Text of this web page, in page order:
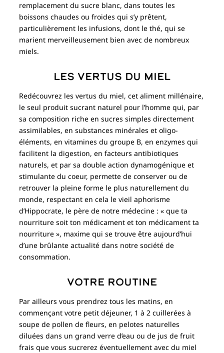
remplacement du sucre blanc, dans toutes les
boissons chaudes ou froides qui s’y prêtent,
particulièrement les infusions, dont le thé, qui se
marient merveilleusement bien avec de nombreux
miels.
Les vertus du miel
Redécouvrez les vertus du miel, cet aliment millénaire,
le seul produit sucrant naturel pour l’homme qui, par
sa composition riche en sucres simples directement
assimilables, en substances minérales et oligo-
éléments, en vitamines du groupe B, en enzymes qui
facilitent la digestion, en facteurs antibiotiques
naturels, et par sa double action dynamogénique et
stimulante du coeur, permette de conserver ou de
retrouver la pleine forme le plus naturellement du
monde, respectant en cela le vieil aphorisme
d’Hippocrate, le père de notre médecine : « que ta
nourriture soit ton médicament et ton médicament ta
nourriture », maxime qui se trouve être aujourd’hui
d’une brûlante actualité dans notre société de
consommation.
Votre routine
Par ailleurs vous prendrez tous les matins, en
commençant votre petit déjeuner, 1 à 2 cuillerées à
soupe de pollen de fleurs, en pelotes naturelles
diluées dans un grand verre d’eau ou de jus de fruit
frais que vous sucrerez éventuellement avec du miel